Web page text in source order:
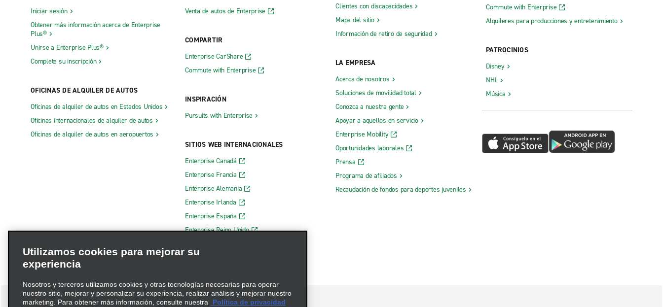
Iniciar sesión
Obtener más información acerca de Enterprise
Plus®
Unirse a Enterprise Plus®
Complete su inscripción
OFICINAS DE ALQUILER DE AUTOS
Oficinas de alquiler de autos en Estados Unidos
Oficinas internacionales de alquiler de autos
Oficinas de alquiler de autos en aeropuertos
Venta de autos de Enterprise
COMPARTIR
Enterprise CarShare
Commute with Enterprise
INSPIRACIÓN
Pursuits with Enterprise
SITIOS WEB INTERNACIONALES
Enterprise Canadá
Enterprise Francia
Enterprise Alemania
Enterprise Irlanda
Enterprise España
Enterprise Reino Unido
Clientes con discapacidades
Mapa del sitio
Información de retiro de seguridad
LA EMPRESA
Acerca de nosotros
Soluciones de movilidad total
Conozca a nuestra gente
Apoyar a aquellos en servicio
Enterprise Mobility
Oportunidades laborales
Prensa
Programa de afiliados
Recaudación de fondos para deportes juveniles
Commute with Enterprise
Alquileres para producciones y entretenimiento
PATROCINIOS
Disney
NHL
Música
Utilizamos cookies para mejorar su
experiencia
Nosotros y terceros utilizamos cookies y otras tecnologías necesarias para operar
nuestro sitio, mejorar y personalizar su experiencia, realizar análisis y mejorar nuestro
marketing. Para obtener más información, consulte nuestra
Política de privacidad